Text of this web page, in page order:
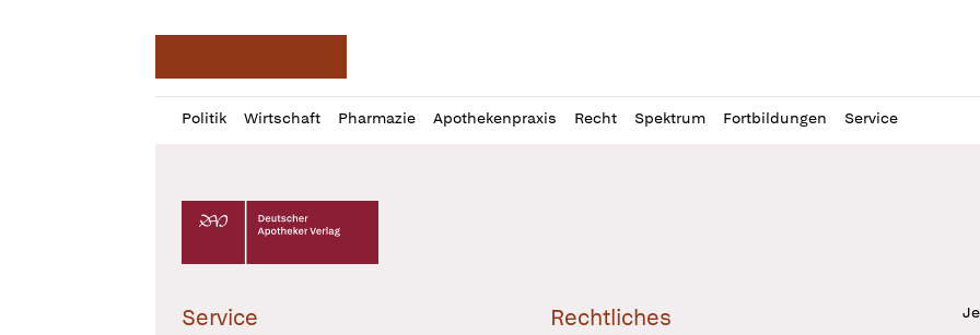
Politik Wirtschaft Pharmazie Apothekenpraxis Recht Spektrum Fortbildungen Service
Profil
öffnen
Daz
Pur
Deutscher Apotheker Verlag Logo
Service Rechtliches